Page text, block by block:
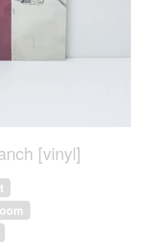
[vinyl]